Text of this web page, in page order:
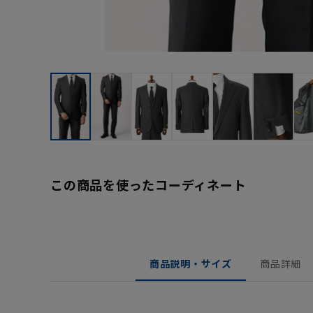
この商品を使ったコーディネート
商品説明・サイズ 商品詳細